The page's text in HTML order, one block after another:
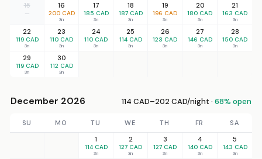
15
—
16
200 CAD
3n
17
185 CAD
3n
18
187 CAD
3n
19
196 CAD
3n
20
180 CAD
3n
21
163 CAD
3n
22
119 CAD
3n
23
110 CAD
3n
24
110 CAD
3n
25
114 CAD
3n
26
123 CAD
3n
27
146 CAD
3n
28
150 CAD
3n
29
119 CAD
3n
30
112 CAD
3n
December 2026 114 CAD–202 CAD/night · 68% open
SU MO TU WE TH FR
SA
1
114 CAD
3n
2
127 CAD
3n
3
127 CAD
3n
4
140 CAD
3n
5
143 CAD
3n